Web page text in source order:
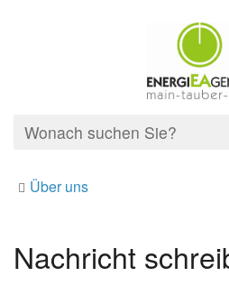
Über uns
Nachricht